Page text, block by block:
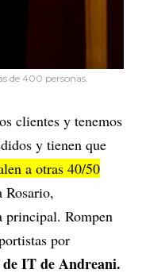
de 400 personas.
clientes y tenemos
y tienen que
a otras 40/50
Rosario,
principal. Rompen
por
IT de Andreani.